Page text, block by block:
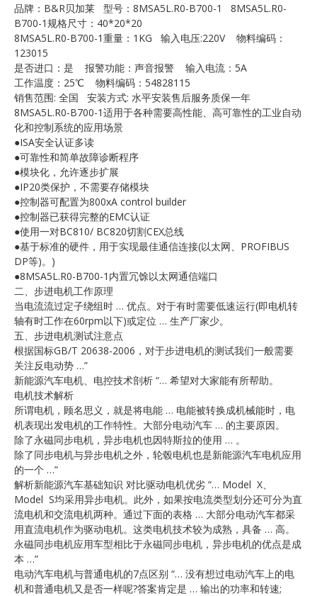
品牌：B&R贝加莱 型号：8MSA5L.R0-B700-1 8MSA5L.R0-
B700-1规格尺寸：40*20*20
8MSA5L.R0-B700-1重量：1KG 输入电压:220V 物料编码：
123015
是否进口：是 报警功能：声音报警 输入电流：5A
工作温度：25℃ 物料编码：54828115
销售范围: 全国 安装方式: 水平安装售后服务质保一年
8MSA5L.R0-B700-1适用于各种需要高性能、高可靠性的工业自动
化和控制系统的应用场景
●ISA安全认证多读
●可靠性和简单故障诊断程序
●模块化，允许逐步扩展
●IP20类保护，不需要存储模块
●控制器可配置为800xA control builder
●控制器已获得完整的EMC认证
●使用一对BC810/ BC820切割CEX总线
●基于标准的硬件，用于实现最佳通信连接(以太网、PROFIBUS
DP等)。)
●8MSA5L.R0-B700-1内置冗馀以太网通信端口
二、步进电机工作原理
当电流流过定子绕组时 … 优点。对于有时需要低速运行(即电机转
轴有时工作在60rpm以下)或定位 … 生产厂家少。
五、步进电机测试注意点
根据国标GB/T 20638-2006，对于步进电机的测试我们一般需要
关注反电动势 …”
新能源汽车电机、电控技术剖析 “… 希望对大家能有所帮助。
电机技术解析
所谓电机，顾名思义，就是将电能 … 电能被转换成机械能时，电
机表现出发电机的工作特性。大部分电动汽车 … 的主要原因。
除了永磁同步电机，异步电机也因特斯拉的使用 … 。
除了同步电机与异步电机之外，轮毂电机也是新能源汽车电机应用
的一个 …”
解析新能源汽车基础知识 对比驱动电机优劣 “… Model X、
Model S均采用异步电机。此外，如果按电流类型划分还可分为直
流电机和交流电机两种。通过下面的表格 … 大部分电动汽车都采
用直流电机作为驱动电机。这类电机技术较为成熟，具备 … 高。
永磁同步电机应用车型相比于永磁同步电机，异步电机的优点是成
本 …”
电动汽车电机与普通电机的7点区别 “… 没有想过电动汽车上的电
机和普通电机又是否一样呢?答案肯定是 … 输出的功率和转速;